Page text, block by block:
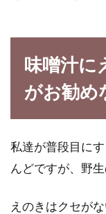
味噌汁に
がお勧め
私達が普段目に
んどですが、野
えのきはクセが